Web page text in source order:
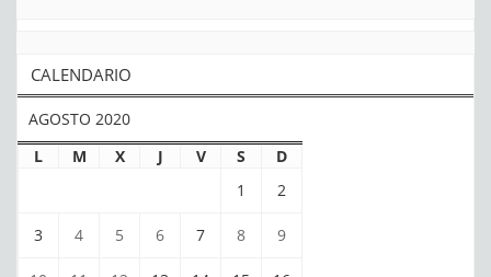
CALENDARIO
AGOSTO 2020
L
M X J V S
D
1
2
3 4 5 6 7 8 9